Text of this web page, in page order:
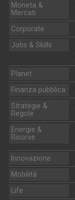
Moneta &
Mercati
Corporate
Jobs & Skills
Planet
Finanza pubblica
Strategie &
Regole
Energie &
Risorse
Innovazione
Mobilità
Life